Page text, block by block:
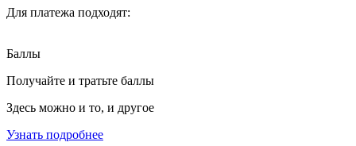
Для платежа подходят:
Баллы
Получайте и тратьте баллы
Здесь можно и то, и другое
Узнать подробнее